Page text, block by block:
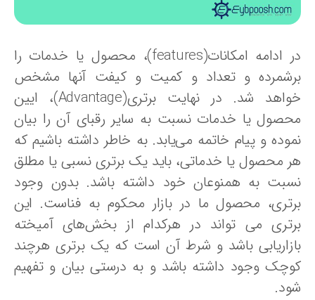
در ادامه امکانات(features)، محصول یا خدمات را
و تعداد و کمیت و کیفت آنها مشخص
خواهد شد. در نهایت برتری(Advantage)، ایین
یا خدمات نسبت به سایر رقبای آن را بیان
و پیام خاتمه می‌یابد. به خاطر داشته باشیم که
محصول یا خدماتی، باید یک برتری نسبی یا مطلق
به همنوعان خود داشته باشد. بدون وجود
محصول ما در بازار محکوم به فناست. این
می تواند در هرکدام از بخش‌های آمیخته
باشد و شرط آن است که یک برتری هرچند
وجود داشته باشد و به درستی بیان و تفهیم